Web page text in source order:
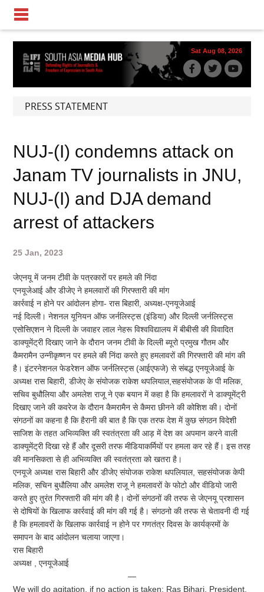
Sat Aug 08, 2026
PRESS STATEMENT
NUJ-(I) condemns attack on
Janam TV journalists in JNU,
NUJ-(I) and DJA demand
arrest of attackers
25 Jan, 2023
जेएनयू में जनम टीवी के पत्रकारों पर हमले की निंदा
एनयूजेआई और डीजेए ने हमलवारों की गिरफ्तारी की मांग
कार्रवाई न होने पर आंदोलन होगा- रास बिहारी, अध्यक्ष-एनयूजेआई
नई दिल्ली। नेशनल यूनियन ऑफ जर्नलिस्ट्स (इंडिया) और दिल्ली जर्नलिस्ट्स
एसोसिएशन ने दिल्ली के जवाहर लाल नेहरू विश्वविद्यालय में बीबीसी की विवादित
डाक्यूमेंट्री दिखाए जाने के दौरान जनम टीवी के दिल्ली ब्यूरो प्रमुख गौतम और
कैमरामैन उन्नीकृष्णन पर हमले की निंदा करते हुए हमलावरों की गिरफ्तारी की मांग की
है। इंटरनेशनल फेडरेशन ऑफ जर्नलिस्ट्स (आईएफजे) से संबद्ध एनयूजेआई के
अध्यक्ष रास बिहारी, डीजेए के संयोजक राकेश थपलियाल,सहसंयोजक के पी मलिक,
सचिव बुधौलिया और अमलेश राजू ने एक बयान में कहा है कि हमलावरों ने डाक्यूमेंट्री
दिखाए जाने की कवरेज के दौरान कैमरामैन से कैमरा छीनने की कोशिश की। दोनों
संगठनों का कहना है कि हैरानी की बात है कि एक तरफ देश में कुछ संगठन विदेशी
साजिश के तहत अभिव्यक्ति की स्वतंत्रता की आड़ में देश का अपमान करने वाली
डाक्यूमेंट्री दिखा रहे हैं और दूसरी तरफ मीडियाकर्मियों पर हमला कर रहे हैं। इस तरह
की मानसिकता से ही अभिव्यक्ति की स्वतंत्रता को खतरा है।
एनयूजे अध्यक्ष रास बिहारी और डीजेए संयोजक राकेश थपलियाल, सहसंयोजक केपी
मलिक, सचिन बुधौलिया और अमलेश राजू ने हमलावरों के फोटो और वीडियो जारी
करते हुए तुरंत गिरफ्तारी की मांग की है। दोनों संगठनों की तरफ से जेएनयू प्रशासन
से दोषियों के खिलाफ कार्रवाई की मांग की गई है। संगठनो की तरफ से चेतावनी दी गई
है कि हमलावरों के खिलाफ कार्रवाई न होने पर गणतंत्र दिवस के कार्यक्रमों के
समापन के बाद आंदोलन चलाया जाएगा।
रास बिहारी
अध्यक्ष , एनयूजेआई
—
We will do agitation, if no action is taken: Ras Bihari, President,